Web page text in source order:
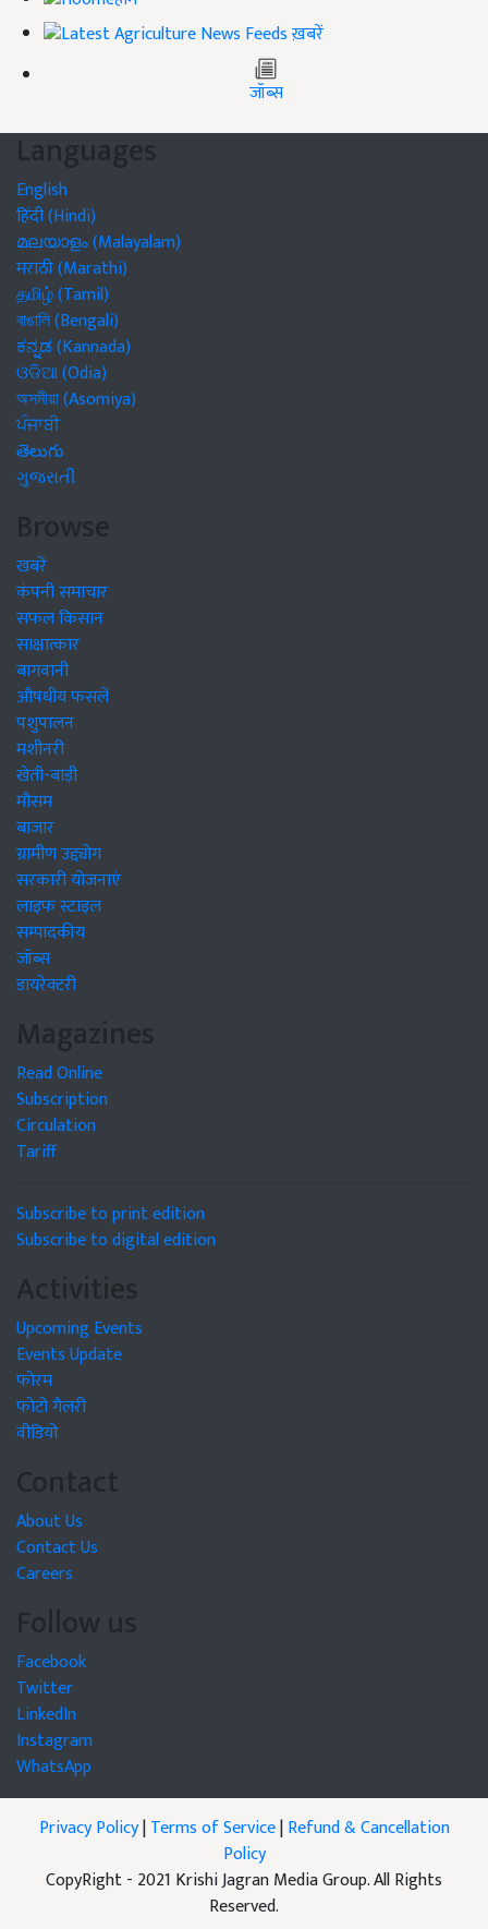
ख़बरें
जॉब्स
Languages
English
हिंदी (Hindi)
മലയാളം (Malayalam)
मराठी (Marathi)
தமிழ் (Tamil)
বাঙালি (Bengali)
ಕನ್ನಡ (Kannada)
ଓଡିଆ (Odia)
অসমীয়া (Asomiya)
ਪੰਜਾਬੀ
తెలుగు
ગુજરાતી
Browse
खबरें
कंपनी समाचार
सफल किसान
साक्षात्कार
बागवानी
औषधीय फसलें
पशुपालन
मशीनरी
खेती-बाड़ी
मौसम
बाजार
ग्रामीण उद्द्योग
सरकारी योजनाएं
लाइफ स्टाइल
सम्पादकीय
जॉब्स
डायरेक्टरी
Magazines
Read Online
Subscription
Circulation
Tariff
Subscribe to print edition
Subscribe to digital edition
Activities
Upcoming Events
Events Update
फोरम
फोटो गैलरी
वीडियो
Contact
About Us
Contact Us
Careers
Follow us
Facebook
Twitter
LinkedIn
Instagram
WhatsApp
Privacy Policy|Terms of Service|Refund & Cancellation
Policy
CopyRight - 2021 Krishi Jagran Media Group. All Rights
Reserved.